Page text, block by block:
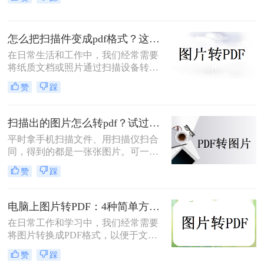
为了表格化、合并分享，PDF格式都
简单而快速的方法，帮助您轻松实现
照片转PDF的操作。
怎么把扫描件变成pdf格式？这三种方法简单又实用！
在日常生活和工作中，我们经常需要
将纸质文档或照片通过扫描设备转化
为数字格式，并进一步将其保存为
PDF文件，以便于分享、存储和查
呢？本文将介绍三种将扫描件转换成
PDF格式的方法。
赞 踩
扫描出的图片怎么转pdf？试过好用的几个办法！
平时拿手机扫描文件、用扫描仪扫合
同，得到的都是一张张图片。可一旦
要发给别人、归档保存或者打印出
来，PDF格式明显更正式、也更方
行，转完PDF却模糊了；十几页的扫
描件，一页一页转太磨人；还有些涉
及隐私的文件，不敢随便往在线工具
里传。
赞 踩
电脑上图片转PDF：4种简单方法的操作步骤和DPI设置！
在日常工作和学习中，我们经常需要
将图片转换成PDF格式，以便于文件
的传输、存储和打印。那么电脑上怎
么图片转pdf呢？本文将介绍三种在电
赞 踩